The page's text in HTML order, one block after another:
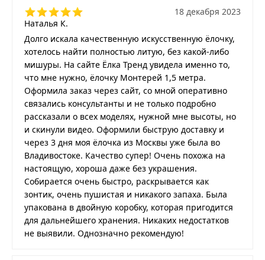
Наталья К.
18 декабря 2023
Долго искала качественную искусственную ёлочку,
хотелось найти полностью литую, без какой-либо
мишуры. На сайте Ёлка Тренд увидела именно то,
что мне нужно, ёлочку Монтерей 1,5 метра.
Оформила заказ через сайт, со мной оперативно
связались консультанты и не только подробно
рассказали о всех моделях, нужной мне высоты, но
и скинули видео. Оформили быструю доставку и
через 3 дня моя ёлочка из Москвы уже была во
Владивостоке. Качество супер! Очень похожа на
настоящую, хороша даже без украшения.
Собирается очень быстро, раскрывается как
зонтик, очень пушистая и никакого запаха. Была
упакована в двойную коробку, которая пригодится
для дальнейшего хранения. Никаких недостатков
не выявили. Однозначно рекомендую!